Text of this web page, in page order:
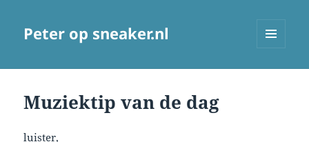
Peter op sneaker.nl
Muziektip van de dag
luister,